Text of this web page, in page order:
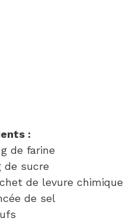
:
de farine
de sucre
de levure chimique
de sel